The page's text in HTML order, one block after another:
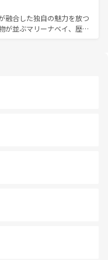
の季節にも異なる楽しみ
イの人々、仏教を中心とし
が、訪れる旅人を魅了し続
。観光スポットが密集し
れるのも魅力。息をのむよ
、香港を存分に楽しみ尽く
融合した独自の魅力を放つ
が並ぶマリーナベイ、歴史
しめる外せないスポット